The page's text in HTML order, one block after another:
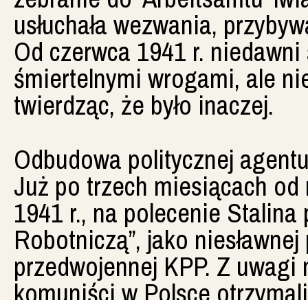
usłuchała wezwania,
Od czerwca 1941 r.
śmiertelnymi wrogami, ale
twierdząc, że było inaczej.
Odbudowa politycznej
Już po trzech miesiącach
1941 r., na polecenie Stalina
Robotniczą”, jako
przedwojennej KPP. Z